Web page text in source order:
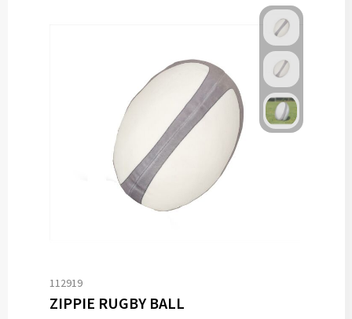
112919
ZIPPIE RUGBY BALL